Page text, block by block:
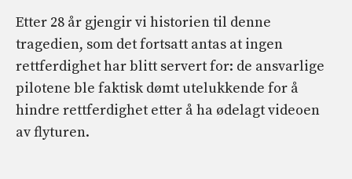
Etter 28 år gjengir vi historien til denne
tragedien, som det fortsatt antas at ingen
rettferdighet har blitt servert for: de ansvarlige
pilotene ble faktisk dømt utelukkende for å
hindre rettferdighet etter å ha ødelagt videoen
av flyturen.